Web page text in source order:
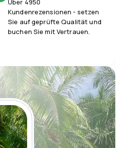
Über 4950
Kundenrezensionen - setzen
Sie auf geprüfte Qualität und
buchen Sie mit Vertrauen.